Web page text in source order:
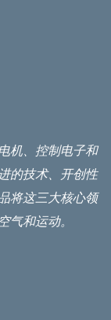
机、控制电子和
的技术、开创性
将这三大核心领
气和运动。